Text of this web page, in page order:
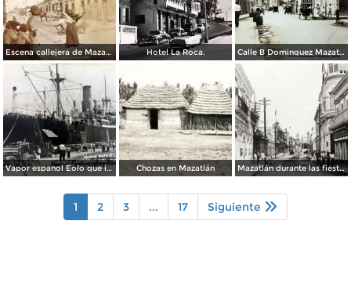
Escena callejera de Mazatlán, Sinaloa 1903. Hotel La Roca. Calle B Dominguez Mazatlán, Sinaloa ( Circulada el 25 de Abril de 1932 ).
Vapor espanol Eolo que ignaguro las obras del puerto. Chozas en Mazatlán Mazatlán durante las fiestas del Centenario de la Independencia (1910)
1 2 3 ... 17 Siguiente